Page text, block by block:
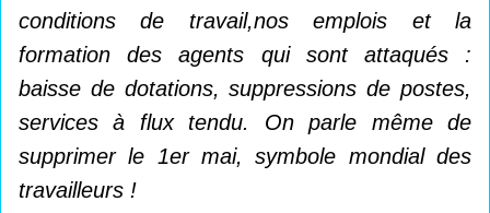
conditions de travail,nos emplois et la
formation des agents qui sont attaqués :
baisse de dotations, suppressions de postes,
services à flux tendu. On parle même de
supprimer le 1er mai, symbole mondial des
travailleurs !